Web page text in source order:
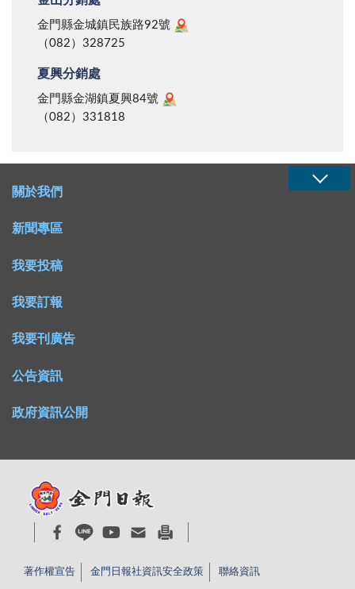
金門縣金城鎮民族路92號
（082）328725
夏興分銷處
金門縣金湖鎮夏興84號
（082）331818
關於我們
新聞專區
我要投稿
我要訂報
我要刊廣告
公告資訊
政府資訊公開
著作權宣告 金門日報社資訊安全政策 聯絡資訊